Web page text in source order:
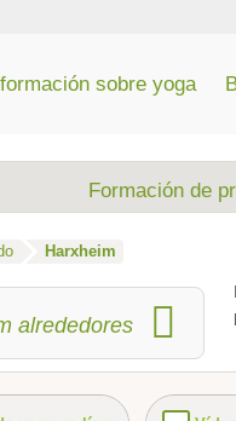
sobre yoga
Formación de
Harxheim
alrededores